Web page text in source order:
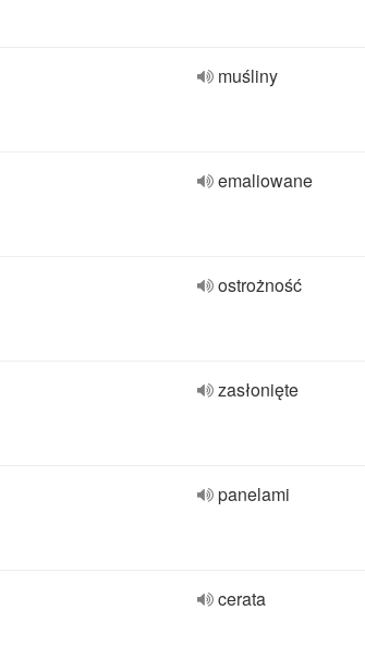
muśliny
emaliowane
ostrożność
zasłonięte
panelami
cerata